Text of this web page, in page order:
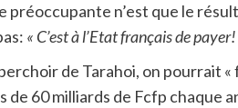
n’est que le
« C’est à l’Etat français de payer!
de Tarahoi, on pourrait
de 60 milliards de Fcfp chaque